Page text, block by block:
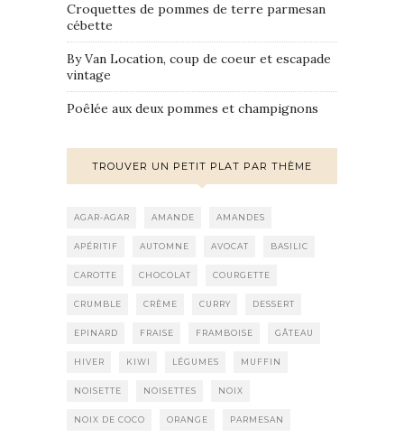
Croquettes de pommes de terre parmesan
cébette
By Van Location, coup de coeur et escapade
vintage
Poêlée aux deux pommes et champignons
TROUVER UN PETIT PLAT PAR THÈME
AGAR-AGAR AMANDE AMANDES
APÉRITIF AUTOMNE AVOCAT BASILIC
CAROTTE CHOCOLAT COURGETTE
CRUMBLE CRÈME CURRY DESSERT
EPINARD FRAISE FRAMBOISE GÂTEAU
HIVER KIWI LÉGUMES MUFFIN
NOISETTE NOISETTES NOIX
NOIX DE COCO ORANGE PARMESAN